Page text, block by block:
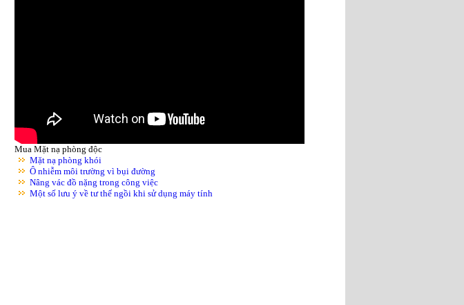
Mua Mặt nạ phòng độc
Mặt nạ phòng khói
Ô nhiễm môi trường vì bụi đường
Nâng vác đồ nặng trong công việc
Một số lưu ý về tư thế ngồi khi sử dụng máy tính